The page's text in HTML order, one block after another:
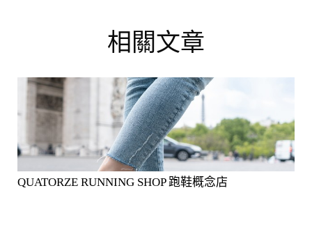
相關文章
QUATORZE RUNNING SHOP 跑鞋概念店